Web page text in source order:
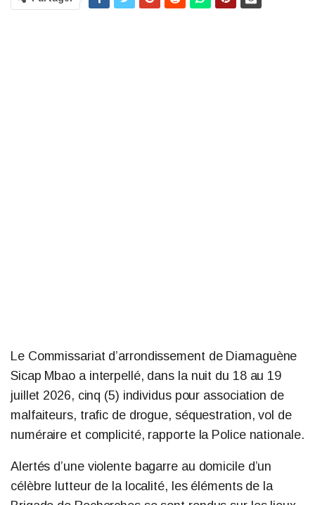
Le Commissariat d’arrondissement de Diamaguène
Sicap Mbao a interpellé, dans la nuit du 18 au 19
juillet 2026, cinq (5) individus pour association de
malfaiteurs, trafic de drogue, séquestration, vol de
numéraire et complicité, rapporte la Police nationale.
Alertés d’une violente bagarre au domicile d’un
célèbre lutteur de la localité, les éléments de la